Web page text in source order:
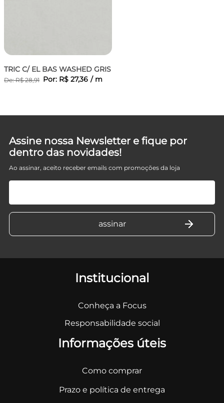
TRIC C/ EL BAS WASHED GRIS
De:R$ 28,91 Por: R$ 27,36 / m
Assine nossa Newsletter e fique por
dentro das novidades!
Ao assinar, aceito receber emails com promoções da loja
Institucional
Conheça a Focus
Responsabilidade social
Informações úteis
Como comprar
Prazo e política de entrega